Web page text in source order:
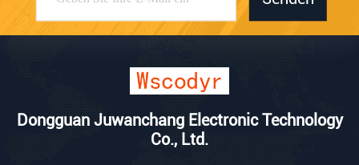
Dongguan Juwanchang Electronic Technology
Co., Ltd.